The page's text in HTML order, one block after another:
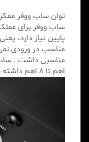
ساب ووفر برای
پایین نیاز دارد،
مناسب در ورودی
اهم تا 8 اهم داشته باشد.